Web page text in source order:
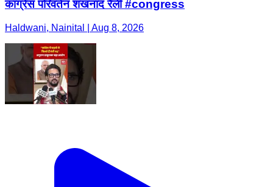
कांग्रेस परिवर्तन शंखनाद रैली #congress
Haldwani, Nainital | Aug 8, 2026